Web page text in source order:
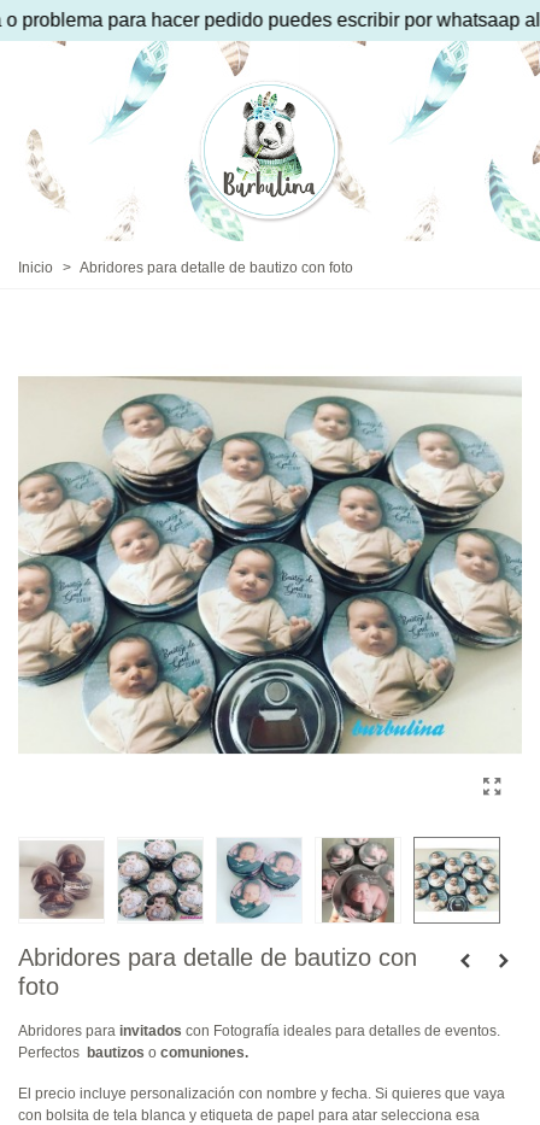
para hacer pedido puedes escribir por whatsaap al
Inicio > Abridores para detalle de bautizo con foto
Abridores para detalle de bautizo con
foto
Abridores para invitados con Fotografía ideales para detalles de eventos.
Perfectos bautizos o comuniones.
El precio incluye personalización con nombre y fecha. Si quieres que vaya
con bolsita de tela blanca y etiqueta de papel para atar selecciona esa